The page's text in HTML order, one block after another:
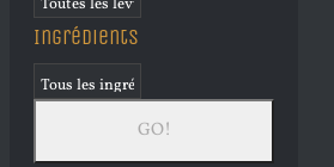
Ingrédients